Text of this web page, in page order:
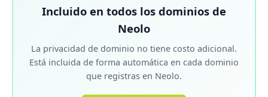
Incluido en todos los dominios de
Neolo
La privacidad de dominio no tiene costo adicional.
Está incluida de forma automática en cada dominio
que registras en Neolo.